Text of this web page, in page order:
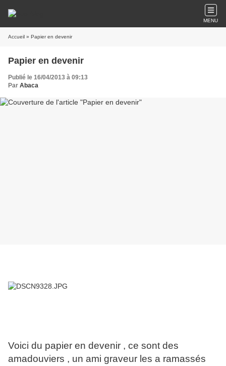
MENU
Accueil » Papier en devenir
Papier en devenir
Publié le 16/04/2013 à 09:13
Par Abaca
Voici du papier en devenir , ce sont des
amadouviers , un ami graveur les a ramassés